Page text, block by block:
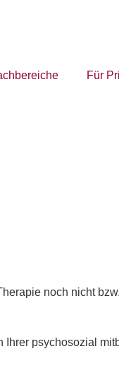
Für
noch nicht
psychosozial